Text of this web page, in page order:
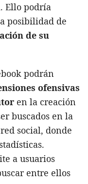
Ello podría
posibilidad de
de su
podrán
ofensivas
en la creación
buscados en la
social, donde
a usuarios
entre ellos